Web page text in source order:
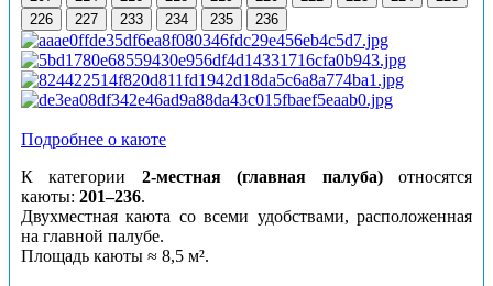
226
227 233 234 235 236
Подробнее о каюте
К категории 2-местная (главная палуба)относятся
каюты: 201–236.
Двухместная каюта со всеми удобствами, расположенная
на главной палубе.
Площадь каюты ≈ 8,5 м².